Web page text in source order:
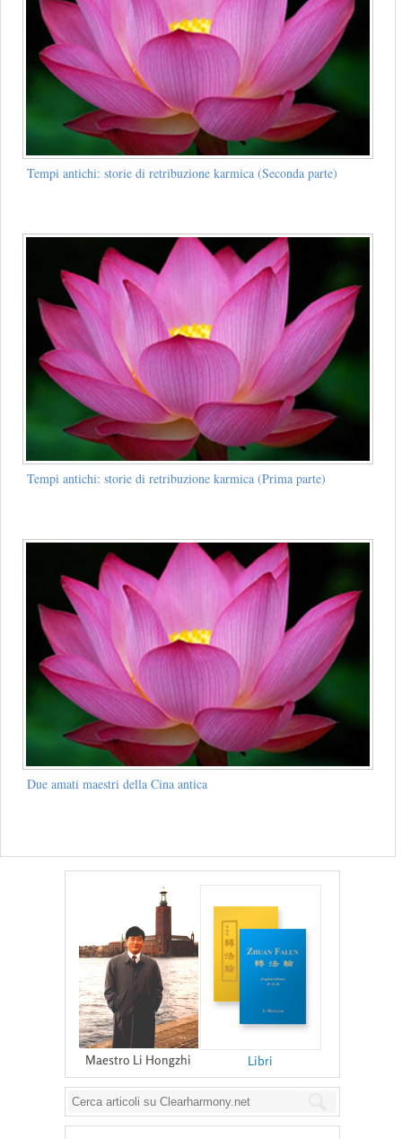
Tempi antichi: storie di retribuzione karmica (Seconda parte)
Tempi antichi: storie di retribuzione karmica (Prima parte)
Due amati maestri della Cina antica
Maestro Li Hongzhi Libri